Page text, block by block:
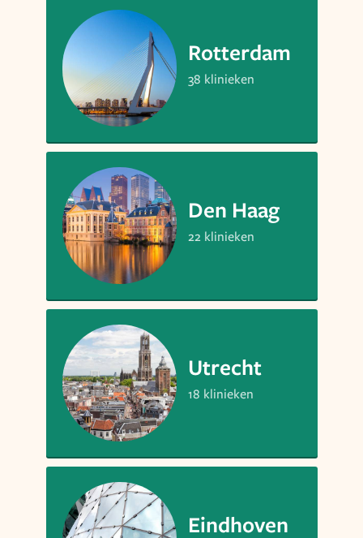
Rotterdam
38 klinieken
Den Haag
22 klinieken
Utrecht
18 klinieken
Eindhoven